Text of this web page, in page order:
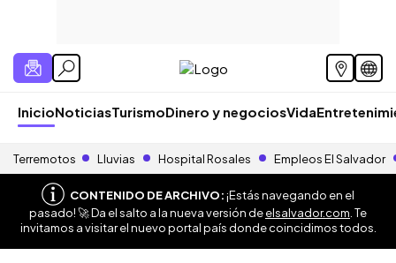
InicioNoticiasTurismoDinero y negociosVida
Terremotos Lluvias Hospital Rosales Empleos El Salvador
CONTENIDO DE ARCHIVO:¡Estás navegando en el
pasado! 🚀 Da el salto a la nueva versión deelsalvador.com . Te
invitamos a visitar el nuevo portal país donde coincidimos todos.